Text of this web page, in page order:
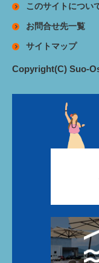
このサイトについ
お問合せ先一覧
サイトマップ
Copyright(C) Suo-